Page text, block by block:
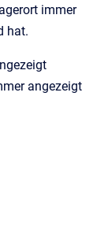
immer
hat.
angezeigt